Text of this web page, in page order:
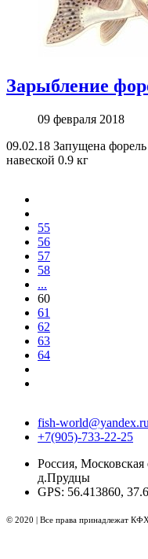
Зарыбление
09 февраля 2018
09.02.18 Запущена
навеской 0.9 кг
55
56
57
58
...
60
61
62
63
64
fish-world@yandex.ru
+7(905)-733-22-25
Россия,
д.Прудцы
GPS: 56.413860,
© 2020 | Все права принадлежат